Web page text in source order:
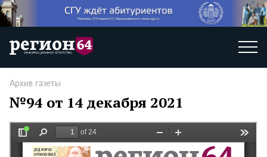
Архив газеты
№94 от 14 декабря 2021